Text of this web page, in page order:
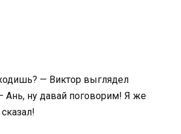
— Виктор выглядел
ну давай поговорим! Я же